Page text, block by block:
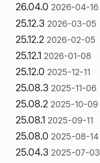
26.04.0 2026-04-16
25.12.3 2026-03-05
25.12.2 2026-02-05
25.12.1 2026-01-08
25.12.0 2025-12-11
25.08.3 2025-11-06
25.08.2 2025-10-09
25.08.1 2025-09-11
25.08.0 2025-08-14
25.04.3 2025-07-03